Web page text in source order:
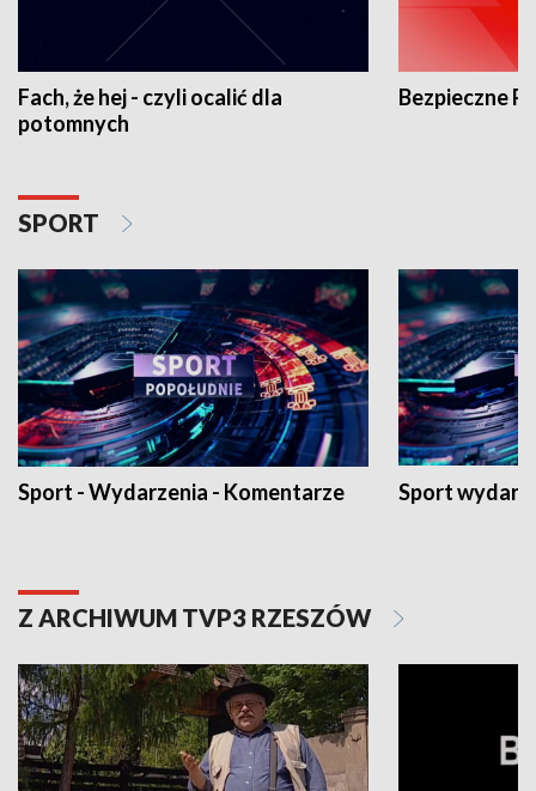
Fach, że hej - czyli ocalić dla
potomnych
Bezpieczne
SPORT
Sport - Wydarzenia - Komentarze Sport
Z ARCHIWUM TVP3 RZESZÓW